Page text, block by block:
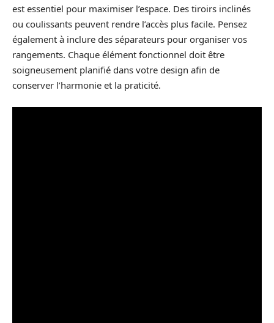
est essentiel pour maximiser l’espace. Des tiroirs inclinés
ou coulissants peuvent rendre l’accès plus facile. Pensez
également à inclure des séparateurs pour organiser vos
rangements. Chaque élément fonctionnel doit être
soigneusement planifié dans votre design afin de
conserver l’harmonie et la praticité.